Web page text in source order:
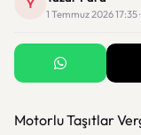
Y
1 Temmuz 2026 17:35
Motorlu Taşıtlar